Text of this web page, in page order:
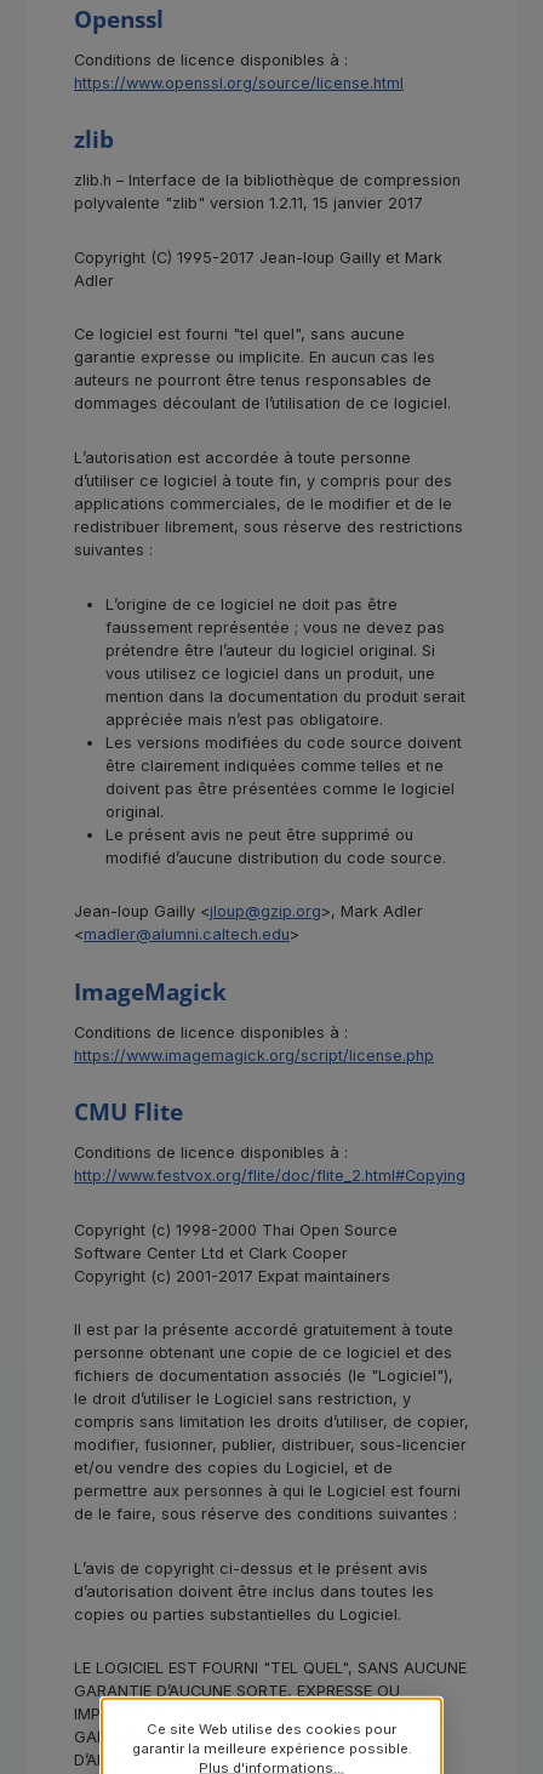
Openssl
Conditions de licence disponibles à :
https://www.openssl.org/source/license.html
zlib
zlib.h – Interface de la bibliothèque de compression
polyvalente "zlib" version 1.2.11, 15 janvier 2017
Copyright (C) 1995-2017 Jean-loup Gailly et Mark
Adler
Ce logiciel est fourni "tel quel", sans aucune
garantie expresse ou implicite. En aucun cas les
auteurs ne pourront être tenus responsables de
dommages découlant de l’utilisation de ce logiciel.
L’autorisation est accordée à toute personne
d’utiliser ce logiciel à toute fin, y compris pour des
applications commerciales, de le modifier et de le
redistribuer librement, sous réserve des restrictions
suivantes :
L’origine de ce logiciel ne doit pas être
faussement représentée ; vous ne devez pas
prétendre être l’auteur du logiciel original. Si
vous utilisez ce logiciel dans un produit, une
mention dans la documentation du produit serait
appréciée mais n’est pas obligatoire.
Les versions modifiées du code source doivent
être clairement indiquées comme telles et ne
doivent pas être présentées comme le logiciel
original.
Le présent avis ne peut être supprimé ou
modifié d’aucune distribution du code source.
Jean-loup Gailly <jloup@gzip.org>, Mark Adler
<madler@alumni.caltech.edu>
ImageMagick
Conditions de licence disponibles à :
https://www.imagemagick.org/script/license.php
CMU Flite
Conditions de licence disponibles à :
http://www.festvox.org/flite/doc/flite_2.html#Copying
Copyright (c) 1998-2000 Thai Open Source
Software Center Ltd et Clark Cooper
Copyright (c) 2001-2017 Expat maintainers
Il est par la présente accordé gratuitement à toute
personne obtenant une copie de ce logiciel et des
fichiers de documentation associés (le "Logiciel"),
le droit d’utiliser le Logiciel sans restriction, y
compris sans limitation les droits d’utiliser, de copier,
modifier, fusionner, publier, distribuer, sous-licencier
et/ou vendre des copies du Logiciel, et de
permettre aux personnes à qui le Logiciel est fourni
de le faire, sous réserve des conditions suivantes :
L’avis de copyright ci-dessus et le présent avis
d’autorisation doivent être inclus dans toutes les
copies ou parties substantielles du Logiciel.
LE LOGICIEL EST FOURNI "TEL QUEL", SANS AUCUNE
GARANTIE D’AUCUNE SORTE, EXPRESSE OU
IMPLICITE, Y COMPRIS MAIS NON LIMITÉE AUX
GARANTIES DE QUALITÉ MARCHANDE,
D’ADÉQUATION À UN USAGE PARTICULIER ET DE
Ce site Web utilise des cookies pour
garantir la meilleure expérience possible.
Plus d'informations...